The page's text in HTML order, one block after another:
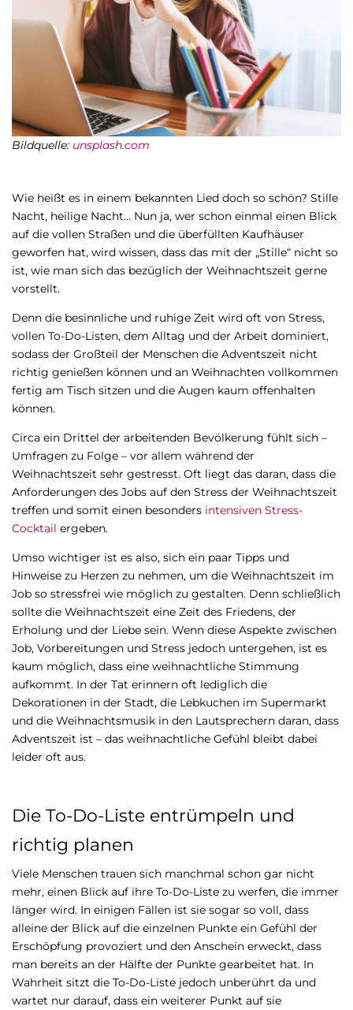
Bildquelle: unsplash.com
Wie heißt es in einem bekannten Lied doch so schön? Stille
Nacht, heilige Nacht… Nun ja, wer schon einmal einen Blick
auf die vollen Straßen und die überfüllten Kaufhäuser
geworfen hat, wird wissen, dass das mit der „Stille“ nicht so
ist, wie man sich das bezüglich der Weihnachtszeit gerne
vorstellt.
Denn die besinnliche und ruhige Zeit wird oft von Stress,
vollen To-Do-Listen, dem Alltag und der Arbeit dominiert,
sodass der Großteil der Menschen die Adventszeit nicht
richtig genießen können und an Weihnachten vollkommen
fertig am Tisch sitzen und die Augen kaum offenhalten
können.
Circa ein Drittel der arbeitenden Bevölkerung fühlt sich –
Umfragen zu Folge – vor allem während der
Weihnachtszeit sehr gestresst. Oft liegt das daran, dass die
Anforderungen des Jobs auf den Stress der Weihnachtszeit
treffen und somit einen besonders intensiven Stress-
Cocktail ergeben.
Umso wichtiger ist es also, sich ein paar Tipps und
Hinweise zu Herzen zu nehmen, um die Weihnachtszeit im
Job so stressfrei wie möglich zu gestalten. Denn schließlich
sollte die Weihnachtszeit eine Zeit des Friedens, der
Erholung und der Liebe sein. Wenn diese Aspekte zwischen
Job, Vorbereitungen und Stress jedoch untergehen, ist es
kaum möglich, dass eine weihnachtliche Stimmung
aufkommt. In der Tat erinnern oft lediglich die
Dekorationen in der Stadt, die Lebkuchen im Supermarkt
und die Weihnachtsmusik in den Lautsprechern daran, dass
Adventszeit ist – das weihnachtliche Gefühl bleibt dabei
leider oft aus.
Die To-Do-Liste entrümpeln und
richtig planen
Viele Menschen trauen sich manchmal schon gar nicht
mehr, einen Blick auf ihre To-Do-Liste zu werfen, die immer
länger wird. In einigen Fällen ist sie sogar so voll, dass
alleine der Blick auf die einzelnen Punkte ein Gefühl der
Erschöpfung provoziert und den Anschein erweckt, dass
man bereits an der Hälfte der Punkte gearbeitet hat. In
Wahrheit sitzt die To-Do-Liste jedoch unberührt da und
wartet nur darauf, dass ein weiterer Punkt auf sie